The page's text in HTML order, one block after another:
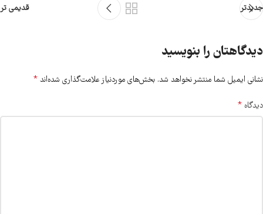
جدیدتر قدیمی تر
دیدگاهتان را بنویسید
نشانی ایمیل شما منتشر نخواهد شد. بخش‌های موردنیاز علامت‌گذاری شده‌اند *
دیدگاه *